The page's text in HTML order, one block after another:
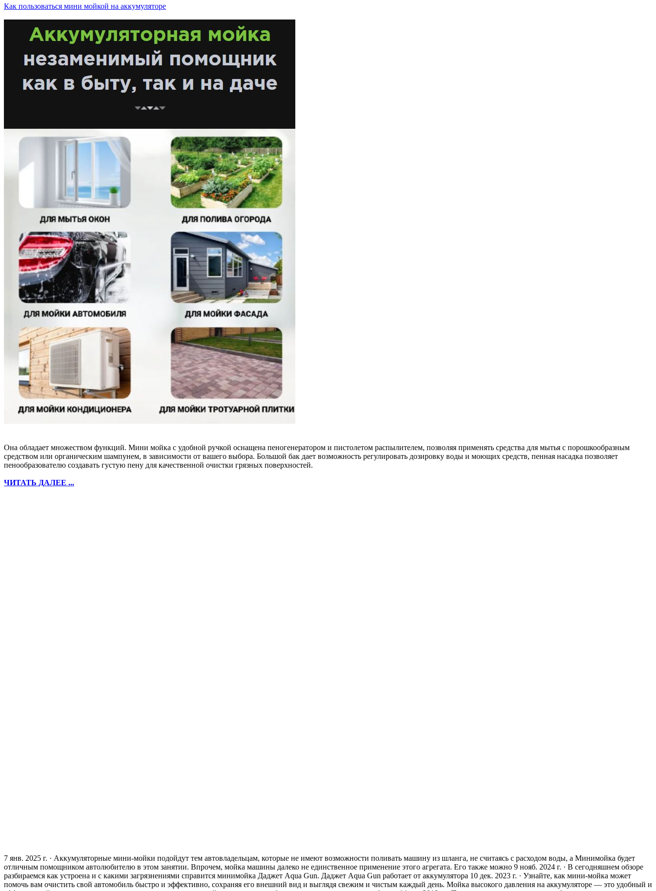
Как пользоваться мини мойкой на аккумуляторе
Она обладает множеством функций. Мини мойка с удобной ручкой оснащена пеногенератором и пистолетом распылителем, позволяя применять средства для мытья с порошкообразным
средством или органическим шампунем, в зависимости от вашего выбора. Большой бак дает возможность регулировать дозировку воды и моющих средств, пенная насадка позволяет
пенообразователю создавать густую пену для качественной очистки грязных поверхностей.
ЧИТАТЬ ДАЛЕЕ ...
7 янв. 2025 г. · Аккумуляторные мини-мойки подойдут тем автовладельцам, которые не имеют возможности поливать машину из шланга, не считаясь с расходом воды, а Минимойка будет
отличным помощником автолюбителю в этом занятии. Впрочем, мойка машины далеко не единственное применение этого агрегата. Его также можно 9 нояб. 2024 г. · В сегодняшнем обзоре
разбираемся как устроена и с какими загрязнениями справится минимойка Даджет Aqua Gun. Даджет Aqua Gun работает от аккумулятора 10 дек. 2023 г. · Узнайте, как мини-мойка может
помочь вам очистить свой автомобиль быстро и эффективно, сохраняя его внешний вид и выглядя свежим и чистым каждый день. Мойка высокого давления на аккумуляторе — это удобный и